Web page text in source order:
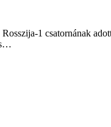
1 csatornának